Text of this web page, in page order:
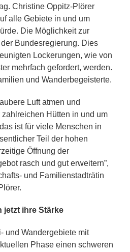
Christine Oppitz-Plörer
alle Gebiete in und um
Die Möglichkeit zur
Bundesregierung. Dies
Lockerungen, wie von
mehrfach gefordert, werden.
und Wanderbegeisterte.
Luft atmen und
Hütten in und um
ist für viele Menschen in
Teil der hohen
Öffnung der
rasch und gut erweitern”,
und Familienstadträtin
jetzt ihre Stärke
und Wandergebiete mit
Phase einen schweren